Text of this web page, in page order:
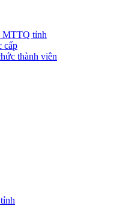
MTTQ tỉnh
cấp
thành viên